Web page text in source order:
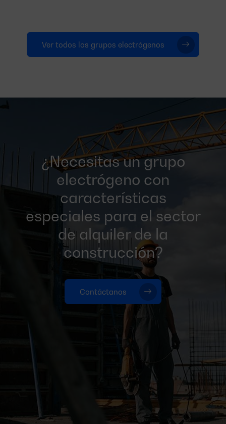
Ver todos los grupos electrógenos
¿Necesitas un grupo
electrógeno con
características
especiales para el sector
de alquiler de la
construcción?
Contáctanos